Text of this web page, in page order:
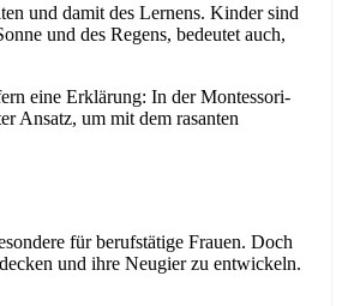
und damit des Lernens. Kinder sind
und des Regens, bedeutet auch,
eine Erklärung: In der Montessori-
Ansatz, um mit dem rasanten
für berufstätige Frauen. Doch
und ihre Neugier zu entwickeln.